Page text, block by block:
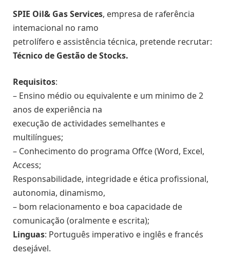
SPIE Oil& Gas Services, empresa de raferência
intemacional no ramo
petrolífero e assistência técnica, pretende recrutar:
Técnico de Gestão de Stocks.
Requisitos:
– Ensino médio ou equivalente e um minimo de 2
anos de experiência na
execução de actividades semelhantes e
multilíngues;
– Conhecimento do programa Offce (Word, Excel,
Access;
Responsabilidade, integridade e ética profissional,
autonomia, dinamismo,
– bom relacionamento e boa capacidade de
comunicação (oralmente e escrita);
Linguas: Português imperativo e inglês e francés
desejável.